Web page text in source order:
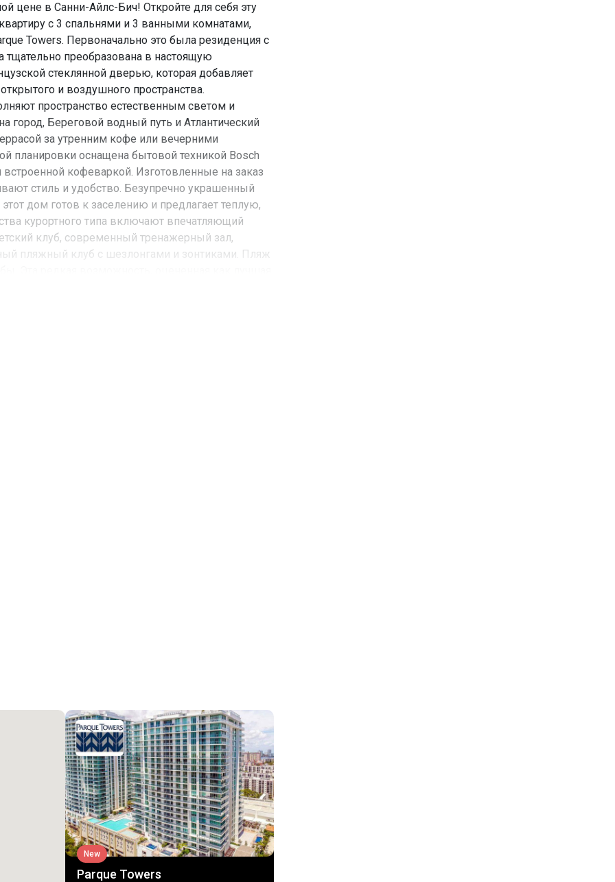
цене в Санни-Айлс-Бич! Откройте для себя эту
с 3 спальнями и 3 ванными комнатами,
Towers. Первоначально это была резиденция с
тщательно преобразована в настоящую
стеклянной дверью, которая добавляет
и воздушного пространства.
пространство естественным светом и
Береговой водный путь и Атлантический
за утренним кофе или вечерними
планировки оснащена бытовой техникой Bosch
кофеваркой. Изготовленные на заказ
стиль и удобство. Безупречно украшенный
дом готов к заселению и предлагает теплую,
курортного типа включают впечатляющий
клуб, современный тренажерный зал,
пляжный клуб с шезлонгами и зонтиками. Пляж
цены. Идеально подходит в качестве
инвестиционной недвижимости. Запланируйте
Центральное кондиционер, Electric
ComplexFenced, ElevatorSecured, LobbySecured,
Система пожаротушения, SmokeDetectors
Ежемесячно
2026-06-26 15:46:40
New
Parque Towers